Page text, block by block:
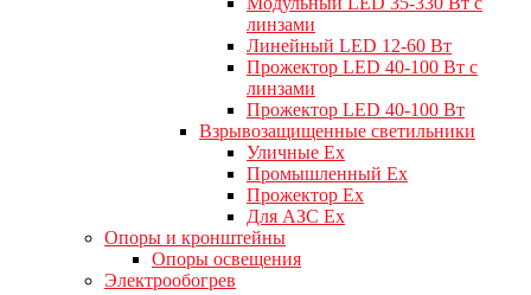
линзами
Линейный LED 12-60 Вт
Прожектор LED 40-100 Вт с
линзами
Прожектор LED 40-100 Вт
Взрывозащищенные светильники
Уличные Ex
Промышленный Ex
Прожектор Ex
Для АЗС Ex
Опоры и кронштейны
Опоры освещения
Электрообогрев